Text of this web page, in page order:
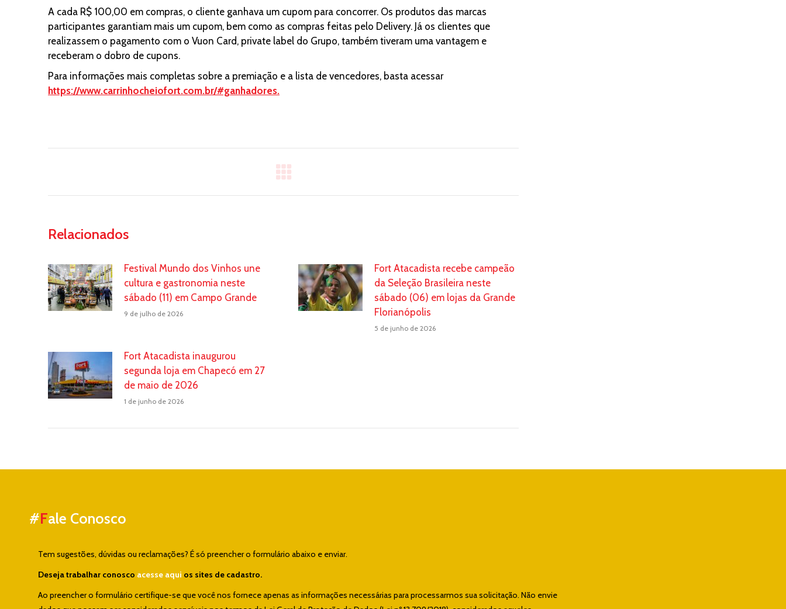
A cada R$ 100,00 em compras, o cliente ganhava um cupom para concorrer. Os produtos das marcas
participantes garantiam mais um cupom, bem como as compras feitas pelo Delivery. Já os clientes que
realizassem o pagamento com o Vuon Card, private label do Grupo, também tiveram uma vantagem e
receberam o dobro de cupons.
Para informações mais completas sobre a premiação e a lista de vencedores, basta acessar
https://www.carrinhocheiofort.com.br/#ganhadores.
Relacionados
Festival Mundo dos Vinhos une
cultura e gastronomia neste
sábado (11) em Campo Grande
9 de julho de 2026
Fort Atacadista recebe campeão
da Seleção Brasileira neste
sábado (06) em lojas da Grande
Florianópolis
5 de junho de 2026
Fort Atacadista inaugurou
segunda loja em Chapecó em 27
de maio de 2026
1 de junho de 2026
#Fale Conosco
Tem sugestões, dúvidas ou reclamações? É só preencher o formulário abaixo e enviar.
Deseja trabalhar conosco acesse aqui os sites de cadastro.
Ao preencher o formulário certifique-se que você nos fornece apenas as informações necessárias para processarmos sua solicitação. Não envie